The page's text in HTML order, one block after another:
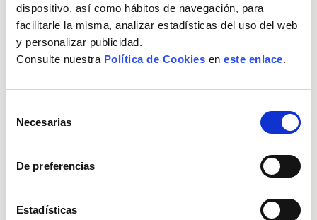
dispositivo, así como hábitos de navegación, para
facilitarle la misma, analizar estadísticas del uso del web
y personalizar publicidad.
Consulte nuestra Política de Cookies en este enlace.
Necesarias
De preferencias
Estadísticas
Serveis a empreses
Gestió de magatzems